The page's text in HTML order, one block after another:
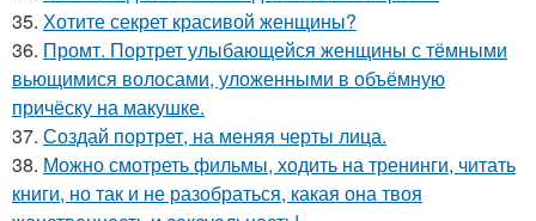
35. Хотите секрет красивой женщины?
36. Промт. Портрет улыбающейся женщины с тёмными
вьющимися волосами, уложенными в объёмную
причёску на макушке.
37. Создай портрет, на меняя черты лица.
38. Можно смотреть фильмы, ходить на тренинги, читать
книги, но так и не разобраться, какая она твоя